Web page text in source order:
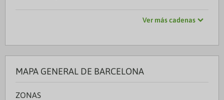
Ver más cadenas
MAPA GENERAL DE BARCELONA
ZONAS